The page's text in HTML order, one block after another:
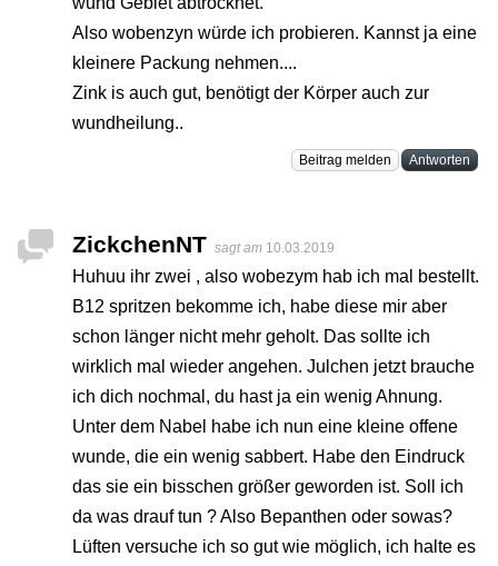
Also wobenzyn würde ich probieren. Kannst ja eine
kleinere Packung nehmen....
Zink is auch gut, benötigt der Körper auch zur
wundheilung..
Beitrag melden Antworten
ZickchenNT sagt am 10.03.2019
Huhuu ihr zwei , also wobezym hab ich mal bestellt.
B12 spritzen bekomme ich, habe diese mir aber
schon länger nicht mehr geholt. Das sollte ich
wirklich mal wieder angehen. Julchen jetzt brauche
ich dich nochmal, du hast ja ein wenig Ahnung.
Unter dem Nabel habe ich nun eine kleine offene
wunde, die ein wenig sabbert. Habe den Eindruck
das sie ein bisschen größer geworden ist. Soll ich
da was drauf tun ? Also Bepanthen oder sowas?
Lüften versuche ich so gut wie möglich, ich halte es